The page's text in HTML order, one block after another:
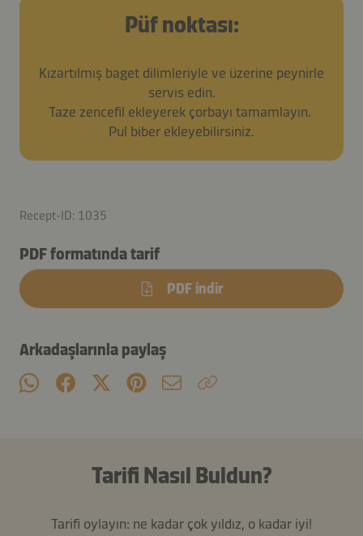
Püf noktası:
Kızartılmış baget dilimleriyle ve üzerine peynirle
servis edin.
Taze zencefil ekleyerek çorbayı tamamlayın.
Pul biber ekleyebilirsiniz.
Recept-ID: 1035
PDF formatında tarif
PDF indir
Arkadaşlarınla paylaş
Tarifi Nasıl Buldun?
Tarifi oylayın: ne kadar çok yıldız, o kadar iyi!